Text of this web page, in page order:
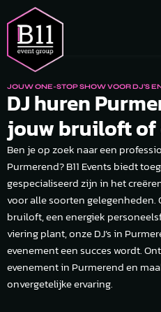
JOUW ONE-STOP SHOW VOOR DJ'S
DJ huren
jouw bruiloft of
Ben je op zoek naar een
Purmerend? B11 Events biedt
gespecialiseerd zijn in het
voor alle soorten gelegenheden.
bruiloft, een energiek
viering plant, onze DJ’s in
evenement een succes wordt.
evenement in Purmerend en
onvergetelijke ervaring.